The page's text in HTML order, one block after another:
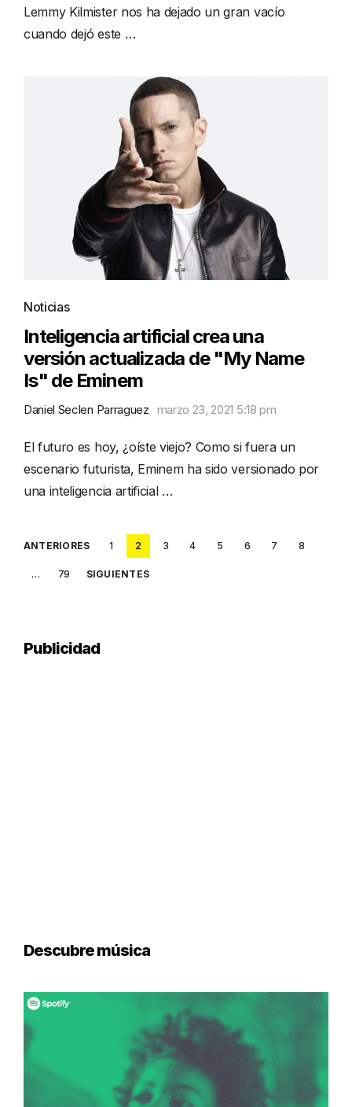
Lemmy Kilmister nos ha dejado un gran vacío
cuando dejó este …
Noticias
Inteligencia artificial crea una
versión actualizada de "My Name
Is" de Eminem
Daniel Seclen Parraguez marzo 23, 2021 5:18 pm
El futuro es hoy, ¿oíste viejo? Como si fuera un
escenario futurista, Eminem ha sido versionado por
una inteligencia artificial …
Posts
pagination
ANTERIORES 1 2 3 4 5 6 7 8
… 79 SIGUIENTES
Publicidad
Descubre música